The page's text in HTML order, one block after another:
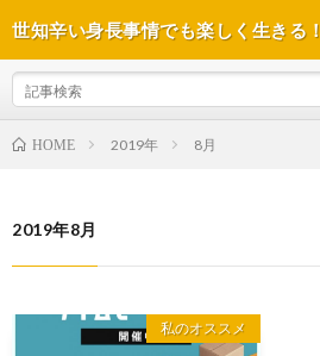
世知辛い身長事情でも楽しく生きる！
HOME 2019年 8月
2019年8月
私のオススメ